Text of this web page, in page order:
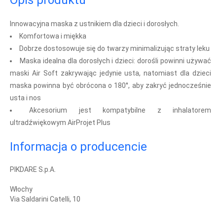
Innowacyjna maska z ustnikiem dla dzieci i dorosłych.
Komfortowa i miękka
Dobrze dostosowuje się do twarzy minimalizując straty leku
Maska idealna dla dorosłych i dzieci: dorośli powinni używać
maski Air Soft zakrywając jedynie usta, natomiast dla dzieci
maska powinna być obrócona o 180°, aby zakryć jednocześnie
usta i nos
Akcesorium jest kompatybilne z inhalatorem
ultradźwiękowym AirProjet Plus
Informacja o producencie
PIKDARE S.p.A.
Włochy
Via Saldarini Catelli, 10